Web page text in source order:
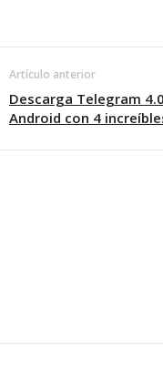
Artículo anterior
Descarga Telegram
Android con 4